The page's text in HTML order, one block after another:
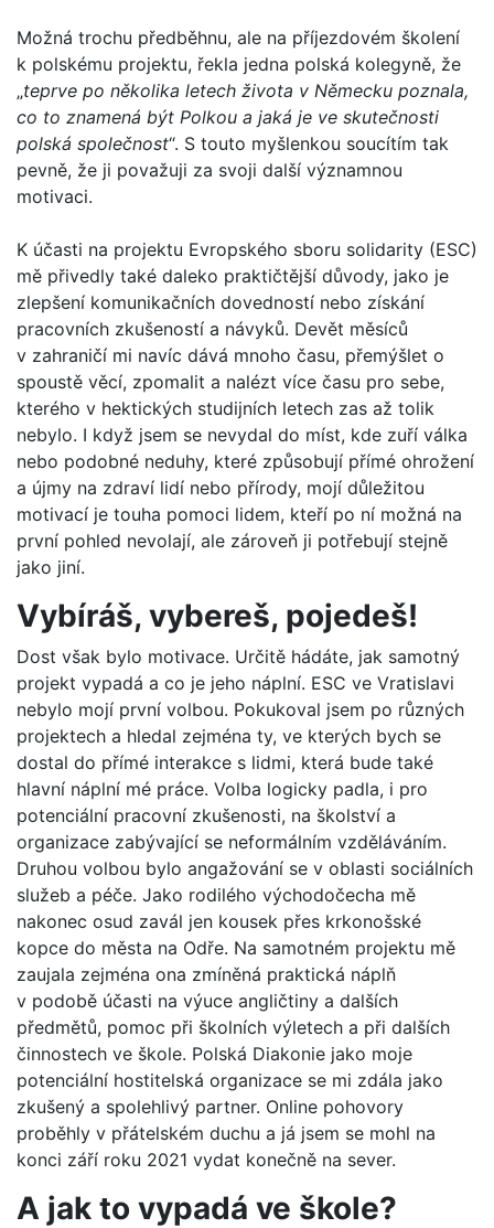
Možná trochu předběhnu, ale na příjezdovém školení
k polskému projektu, řekla jedna polská kolegyně, že
„teprve po několika letech života v Německu poznala,
co to znamená být Polkou a jaká je ve skutečnosti
polská společnost“. S touto myšlenkou soucítím tak
pevně, že ji považuji za svoji další významnou
motivaci.
K účasti na projektu Evropského sboru solidarity (ESC)
mě přivedly také daleko praktičtější důvody, jako je
zlepšení komunikačních dovedností nebo získání
pracovních zkušeností a návyků. Devět měsíců
v zahraničí mi navíc dává mnoho času, přemýšlet o
spoustě věcí, zpomalit a nalézt více času pro sebe,
kterého v hektických studijních letech zas až tolik
nebylo. I když jsem se nevydal do míst, kde zuří válka
nebo podobné neduhy, které způsobují přímé ohrožení
a újmy na zdraví lidí nebo přírody, mojí důležitou
motivací je touha pomoci lidem, kteří po ní možná na
první pohled nevolají, ale zároveň ji potřebují stejně
jako jiní.
Vybíráš, vybereš, pojedeš!
Dost však bylo motivace. Určitě hádáte, jak samotný
projekt vypadá a co je jeho náplní. ESC ve Vratislavi
nebylo mojí první volbou. Pokukoval jsem po různých
projektech a hledal zejména ty, ve kterých bych se
dostal do přímé interakce s lidmi, která bude také
hlavní náplní mé práce. Volba logicky padla, i pro
potenciální pracovní zkušenosti, na školství a
organizace zabývající se neformálním vzděláváním.
Druhou volbou bylo angažování se v oblasti sociálních
služeb a péče. Jako rodilého východočecha mě
nakonec osud zavál jen kousek přes krkonošské
kopce do města na Odře. Na samotném projektu mě
zaujala zejména ona zmíněná praktická náplň
v podobě účasti na výuce angličtiny a dalších
předmětů, pomoc při školních výletech a při dalších
činnostech ve škole. Polská Diakonie jako moje
potenciální hostitelská organizace se mi zdála jako
zkušený a spolehlivý partner. Online pohovory
proběhly v přátelském duchu a já jsem se mohl na
konci září roku 2021 vydat konečně na sever.
A jak to vypadá ve škole?